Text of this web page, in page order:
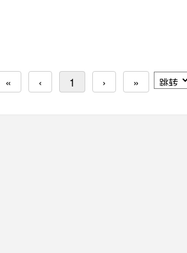
« ‹ 1 › »